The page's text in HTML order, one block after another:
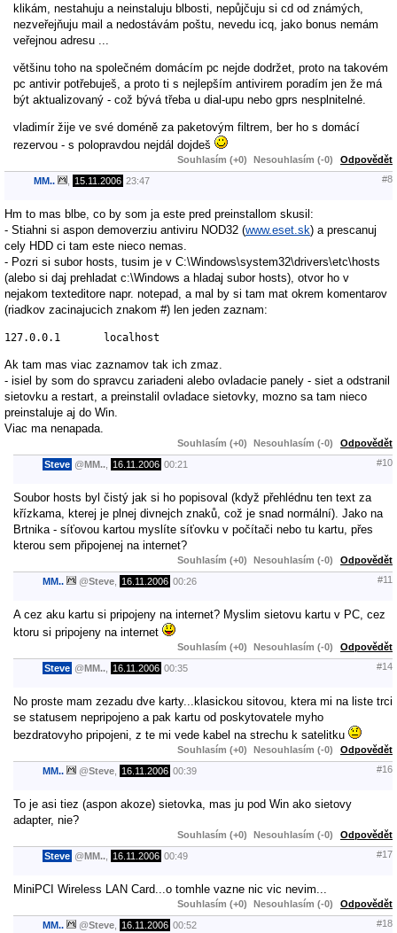
klikám, nestahuju a neinstaluju blbosti, nepůjčuju si cd od známých,
nezveřejňuju mail a nedostávám poštu, nevedu icq, jako bonus nemám
veřejnou adresu ...
většinu toho na společném domácím pc nejde dodržet, proto na takovém
pc antivir potřebuješ, a proto ti s nejlepším antivirem poradím jen že má
být aktualizovaný - což bývá třeba u dial-upu nebo gprs nesplnitelné.
vladimír žije ve své doméně za paketovým filtrem, ber ho s domácí
rezervou - s polopravdou nejdál dojdeš
Souhlasím (+0) Nesouhlasím (-0) Odpovědět
MM.. 15.11.2006 23:47 #8
Hm to mas blbe, co by som ja este pred preinstallom skusil:
- Stiahni si aspon demoverziu antiviru NOD32 (www.eset.sk) a prescanuj
cely HDD ci tam este nieco nemas.
- Pozri si subor hosts, tusim je v C:\Windows\system32\drivers\etc\hosts
(alebo si daj prehladat c:\Windows a hladaj subor hosts), otvor ho v
nejakom texteditore napr. notepad, a mal by si tam mat okrem komentarov
(riadkov zacinajucich znakom #) len jeden zaznam:
127.0.0.1       localhost
Ak tam mas viac zaznamov tak ich zmaz.
- isiel by som do spravcu zariadeni alebo ovladacie panely - siet a odstranil
sietovku a restart, a preinstalil ovladace sietovky, mozno sa tam nieco
preinstaluje aj do Win.
Viac ma nenapada.
Souhlasím (+0) Nesouhlasím (-0) Odpovědět
Steve @MM.. 16.11.2006 00:21 #10
Soubor hosts byl čistý jak si ho popisoval (když přehlédnu ten text za
křízkama, kterej je plnej divnejch znaků, což je snad normální). Jako na
Brtnika - síťovou kartou myslíte síťovku v počítači nebo tu kartu, přes
kterou sem připojenej na internet?
Souhlasím (+0) Nesouhlasím (-0) Odpovědět
MM.. @Steve 16.11.2006 00:26 #11
A cez aku kartu si pripojeny na internet? Myslim sietovu kartu v PC, cez
ktoru si pripojeny na internet
Souhlasím (+0) Nesouhlasím (-0) Odpovědět
Steve @MM.. 16.11.2006 00:35 #14
No proste mam zezadu dve karty...klasickou sitovou, ktera mi na liste trci
se statusem nepripojeno a pak kartu od poskytovatele myho
bezdratovyho pripojeni, z te mi vede kabel na strechu k satelitku
Souhlasím (+0) Nesouhlasím (-0) Odpovědět
MM.. @Steve 16.11.2006 00:39 #16
To je asi tiez (aspon akoze) sietovka, mas ju pod Win ako sietovy
adapter, nie?
Souhlasím (+0) Nesouhlasím (-0) Odpovědět
Steve @MM.. 16.11.2006 00:49 #17
MiniPCI Wireless LAN Card...o tomhle vazne nic vic nevim...
Souhlasím (+0) Nesouhlasím (-0) Odpovědět
MM.. @Steve 16.11.2006 00:52 #18